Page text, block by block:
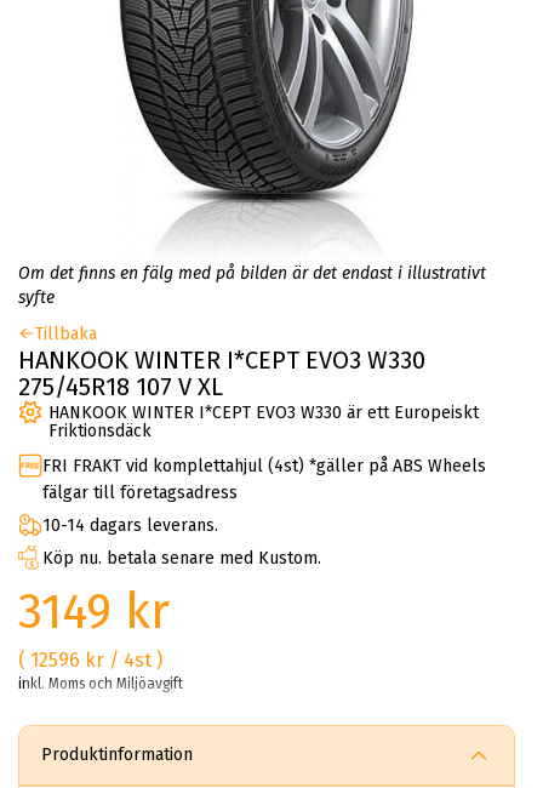
Om det finns en fälg med på bilden är det endast i illustrativt
syfte
Tillbaka
HANKOOK WINTER I*CEPT EVO3 W330
275/45R18 107 V XL
HANKOOK WINTER I*CEPT EVO3 W330 är ett Europeiskt
Friktionsdäck
FRI FRAKT vid komplettahjul (4st) *gäller på ABS Wheels
fälgar till företagsadress
10-14 dagars leverans.
Köp nu. betala senare med Kustom.
3149 kr
( 12596 kr / 4st )
inkl. Moms och Miljöavgift
Produktinformation